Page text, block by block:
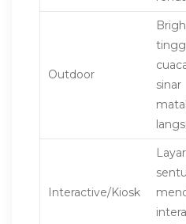
Outdoor
sinar
Interactive/Kiosk
Layar